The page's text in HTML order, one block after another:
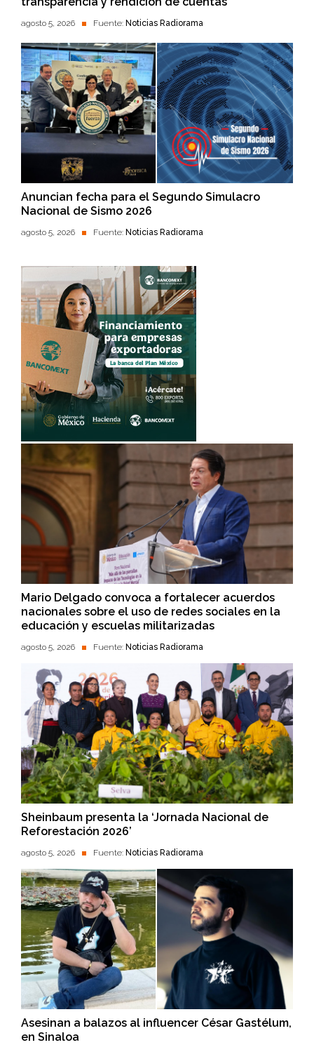
agosto 5, 2026 Fuente: Noticias Radiorama
Anuncian fecha para el Segundo Simulacro
Nacional de Sismo 2026
agosto 5, 2026 Fuente: Noticias Radiorama
Mario Delgado convoca a fortalecer acuerdos
nacionales sobre el uso de redes sociales en la
educación y escuelas militarizadas
agosto 5, 2026 Fuente: Noticias Radiorama
Sheinbaum presenta la ‘Jornada Nacional de
Reforestación 2026’
agosto 5, 2026 Fuente: Noticias Radiorama
Asesinan a balazos al influencer César Gastélum,
en Sinaloa